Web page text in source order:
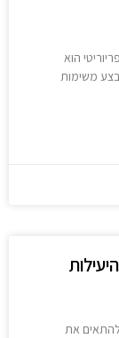
הוא
משימות
את